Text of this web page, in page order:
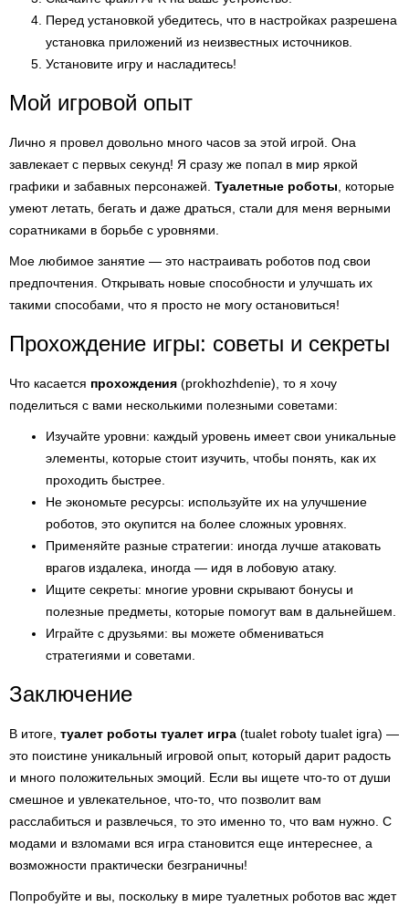
Перед установкой убедитесь, что в настройках разрешена
установка приложений из неизвестных источников.
Установите игру и насладитесь!
Мой игровой опыт
Лично я провел довольно много часов за этой игрой. Она
завлекает с первых секунд! Я сразу же попал в мир яркой
графики и забавных персонажей. Туалетные роботы , которые
умеют летать, бегать и даже драться, стали для меня верными
соратниками в борьбе с уровнями.
Мое любимое занятие — это настраивать роботов под свои
предпочтения. Открывать новые способности и улучшать их
такими способами, что я просто не могу остановиться!
Прохождение игры: советы и секреты
Что касается прохождения (prokhozhdenie), то я хочу
поделиться с вами несколькими полезными советами:
Изучайте уровни: каждый уровень имеет свои уникальные
элементы, которые стоит изучить, чтобы понять, как их
проходить быстрее.
Не экономьте ресурсы: используйте их на улучшение
роботов, это окупится на более сложных уровнях.
Применяйте разные стратегии: иногда лучше атаковать
врагов издалека, иногда — идя в лобовую атаку.
Ищите секреты: многие уровни скрывают бонусы и
полезные предметы, которые помогут вам в дальнейшем.
Играйте с друзьями: вы можете обмениваться
стратегиями и советами.
Заключение
В итоге, туалет роботы туалет игра (tualet roboty tualet igra) —
это поистине уникальный игровой опыт, который дарит радость
и много положительных эмоций. Если вы ищете что-то от души
смешное и увлекательное, что-то, что позволит вам
расслабиться и развлечься, то это именно то, что вам нужно. С
модами и взломами вся игра становится еще интереснее, а
возможности практически безграничны!
Попробуйте и вы, поскольку в мире туалетных роботов вас ждет